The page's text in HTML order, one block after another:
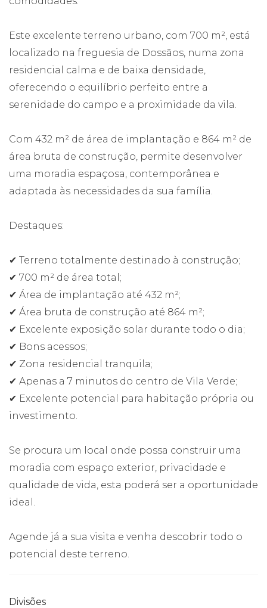
Este excelente terreno urbano, com 700 m², está
localizado na freguesia de Dossãos, numa zona
residencial calma e de baixa densidade,
oferecendo o equilíbrio perfeito entre a
serenidade do campo e a proximidade da vila.
Com 432 m² de área de implantação e 864 m² de
área bruta de construção, permite desenvolver
uma moradia espaçosa, contemporânea e
adaptada às necessidades da sua família.
Destaques:
✔ Terreno totalmente destinado à construção;
✔ 700 m² de área total;
✔ Área de implantação até 432 m²;
✔ Área bruta de construção até 864 m²;
✔ Excelente exposição solar durante todo o dia;
✔ Bons acessos;
✔ Zona residencial tranquila;
✔ Apenas a 7 minutos do centro de Vila Verde;
✔ Excelente potencial para habitação própria ou
investimento.
Se procura um local onde possa construir uma
moradia com espaço exterior, privacidade e
qualidade de vida, esta poderá ser a oportunidade
ideal.
Agende já a sua visita e venha descobrir todo o
potencial deste terreno.
Divisões